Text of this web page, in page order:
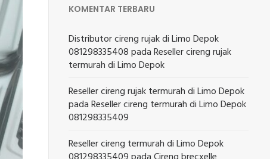
KOMENTAR TERBARU
Distributor cireng rujak di Limo Depok
081298335408padaReseller cireng rujak
termurah di Limo Depok
Reseller cireng rujak termurah di Limo Depok
padaReseller cireng termurah di Limo Depok
081298335409
Reseller cireng termurah di Limo Depok